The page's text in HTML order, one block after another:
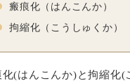
瘢痕化（はんこんか）
拘縮化（こうしゅくか）
化(はんこんか)と拘縮化(